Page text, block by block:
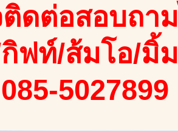
ดต่อสอบถา
กิฟท์/ส้มโอ/มิ้